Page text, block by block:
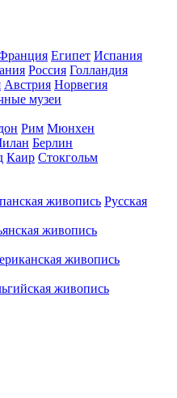
Египет Испания
Россия Голландия
Австрия Норвегия
музеи
Рим Мюнхен
Берлин
Каир Стокгольм
живопись Русская
живопись
живопись
живопись